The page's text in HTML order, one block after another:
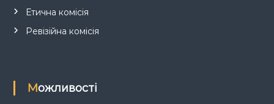
в
Етична комісія
Ревізійна комісія
Можливості